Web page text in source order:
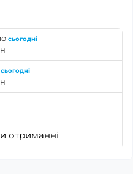
сьогодні
сьогодні
отриманні